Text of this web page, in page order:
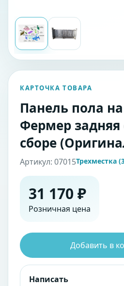
КАРТОЧКА ТОВАРА
Панель пола
Фермер
сборе
Артикул: 07015Трехместка
31 170 ₽
Розничная цена
Добавить в
Написать